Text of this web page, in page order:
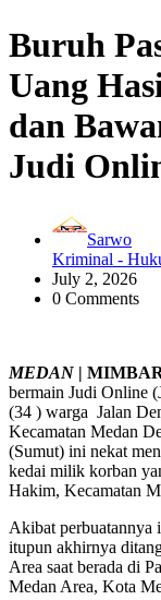
Buruh
Uang
dan
Judi
Sarwo
Kriminal -
July 2, 2026
0 Comments
MEDAN |
bermain Judi Online
(34 ) warga Jalan
Kecamatan Medan
(Sumut) ini nekat
kedai milik korban
Hakim, Kecamatan
Akibat perbuatannya
itupun akhirnya
Area saat berada di
Medan Area, Kota